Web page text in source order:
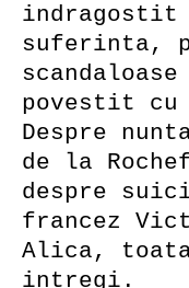
indragostit
suferinta,
povestit
Despre
de la
despre
francez
Alica,
intregi.